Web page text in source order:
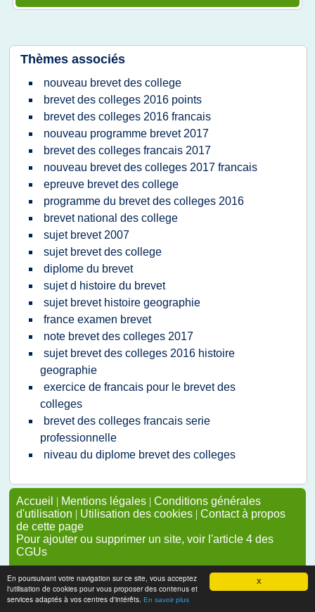
X
En poursuivant votre navigation sur ce site, vous acceptez
l'utilisation de cookies pour vous proposer des contenus et
services adaptés à vos centres d'intérêts. En savoir plus
Thèmes associés
nouveau brevet des college
brevet des colleges 2016 points
brevet des colleges 2016 francais
nouveau programme brevet 2017
brevet des colleges francais 2017
nouveau brevet des colleges 2017 francais
epreuve brevet des college
programme du brevet des colleges 2016
brevet national des college
sujet brevet 2007
sujet brevet des college
diplome du brevet
sujet d histoire du brevet
sujet brevet histoire geographie
france examen brevet
note brevet des colleges 2017
sujet brevet des colleges 2016 histoire
geographie
exercice de francais pour le brevet des
colleges
brevet des colleges francais serie
professionnelle
niveau du diplome brevet des colleges
Accueil | Mentions légales | Conditions générales
d'utilisation | Utilisation des cookies | Contact à propos
de cette page
Pour ajouter ou supprimer un site, voir l'article 4 des
CGUs